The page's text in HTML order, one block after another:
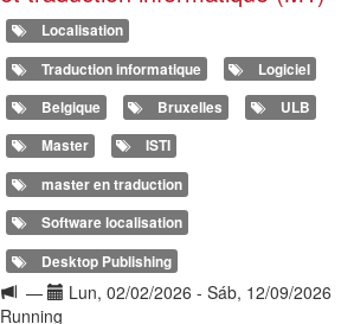
Localisation
Traduction informatique
Logiciel
Belgique
Bruxelles
ULB
Master
ISTI
master en traduction
Software localisation
Desktop Publishing
Langue
de
— Date(s)
Lun, 02/02/2026 - Sáb, 12/09/2026
Running